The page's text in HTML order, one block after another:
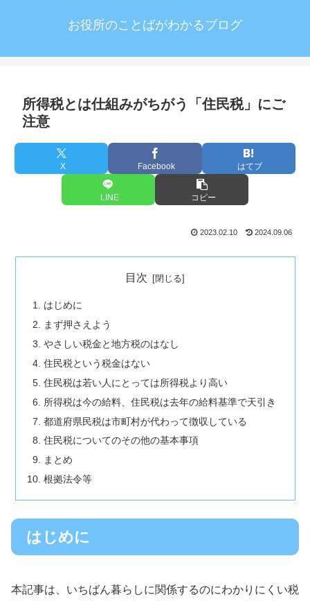
お役所のことばがわかるブログ
所得税とは仕組みがちがう「住民税」にご
注意
X Facebook はてブ
LINE コピー
2023.02.10 2024.09.06
目次
はじめに
まず押さえよう
やさしい税金と地方税のはなし
住民税という税金はない
住民税は若い人にとっては所得税より高い
所得税は今の給料、住民税は去年の給料基準で天引き
都道府県民税は市町村が代わって徴収している
住民税についてのその他の基本事項
まとめ
根拠法令等
はじめに
本記事は、いちばん暮らしに関係するのにわかりにくい税